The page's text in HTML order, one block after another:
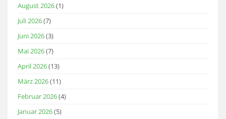
August 2026(1)
Juli 2026(7)
Juni 2026(3)
Mai 2026(7)
April 2026(13)
März 2026(11)
Februar 2026(4)
Januar 2026(5)